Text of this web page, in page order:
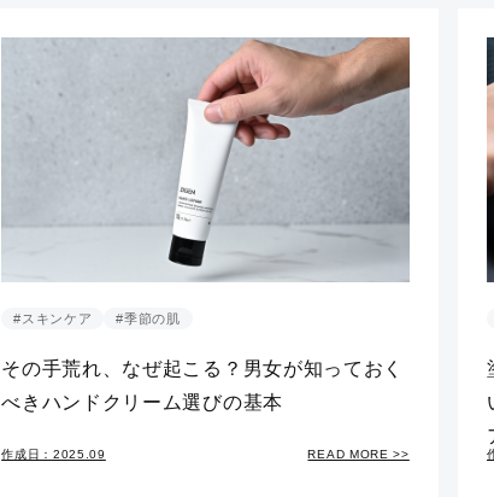
#スキンケア #季節の肌
その手荒れ、なぜ起こる？男女が知っておく
べきハンドクリーム選びの基本
READ MORE >>
作成日：2025.09